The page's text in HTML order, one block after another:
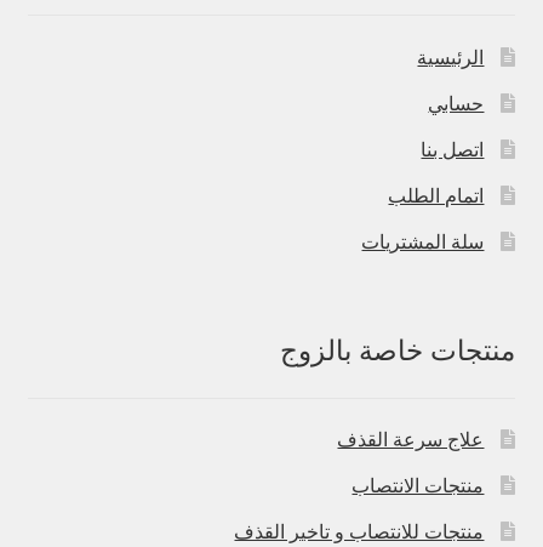
الرئيسية
حسابي
اتصل بنا
اتمام الطلب
سلة المشتريات
منتجات خاصة بالزوج
علاج سرعة القذف
منتجات الانتصاب
منتجات للانتصاب و تاخير القذف